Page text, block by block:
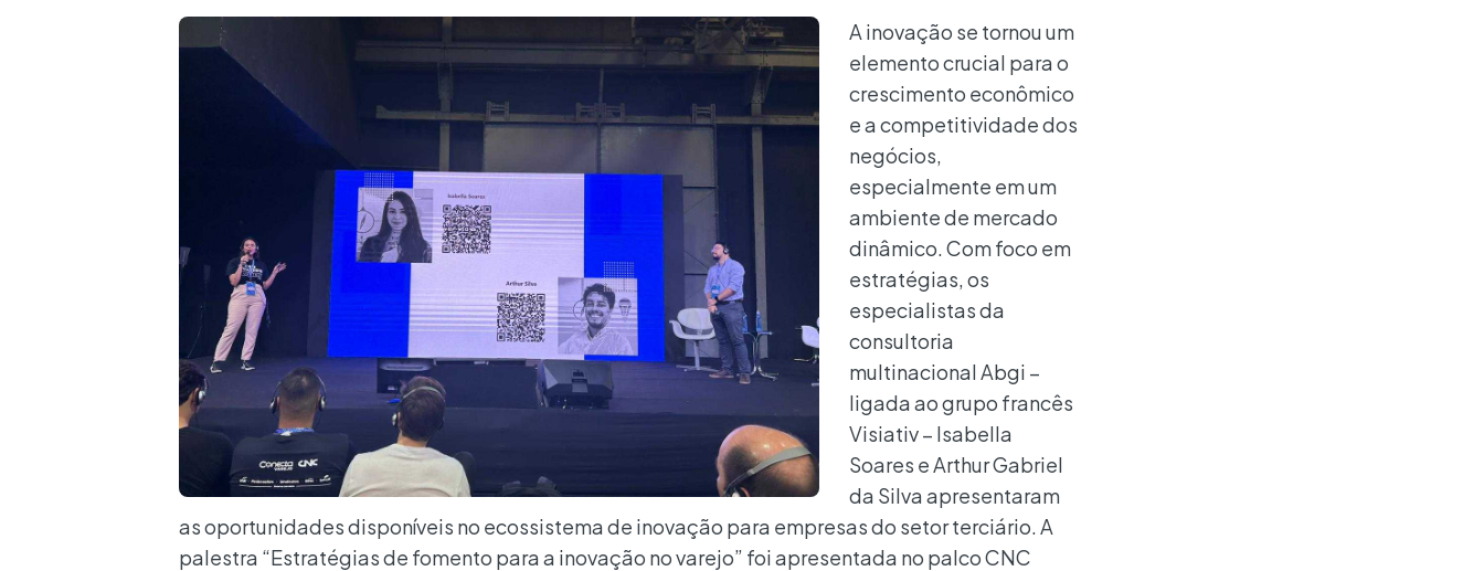
A inovação se tornou um
elemento crucial para o
crescimento econômico
e a competitividade dos
negócios,
especialmente em um
ambiente de mercado
dinâmico. Com foco em
estratégias, os
especialistas da
consultoria
multinacional Abgi –
ligada ao grupo francês
Visiativ – Isabella
Soares e Arthur Gabriel
da Silva apresentaram
as oportunidades disponíveis no ecossistema de inovação para empresas do setor terciário. A
palestra “Estratégias de fomento para a inovação no varejo” foi apresentada no palco CNC